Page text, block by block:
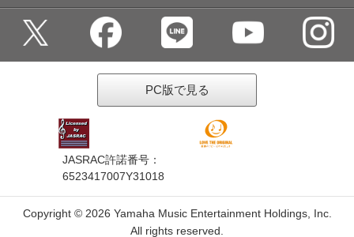
PC版で見る
JASRAC許諾番号：
6523417007Y31018
Copyright © 2026 Yamaha Music Entertainment Holdings, Inc.
All rights reserved.